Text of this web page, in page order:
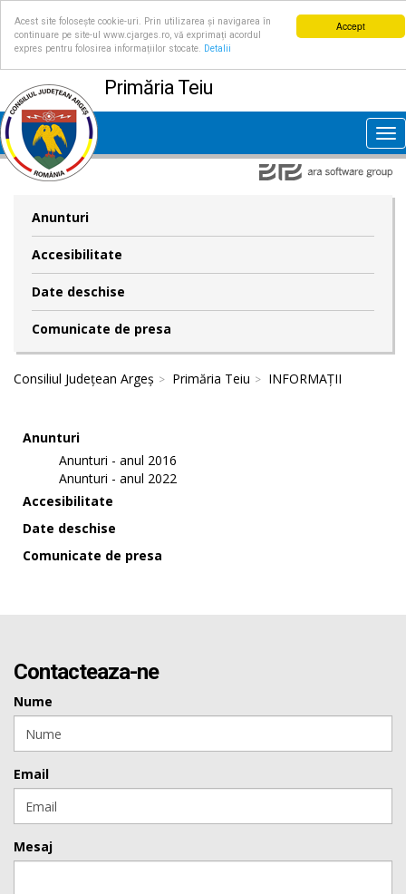
Accept
Acest site folosește cookie-uri. Prin utilizarea și navigarea în
continuare pe site-ul www.cjarges.ro, vă exprimați acordul
expres pentru folosirea informațiilor stocate.
Detalii
Primăria Teiu
Anunturi
Accesibilitate
Date deschise
Comunicate de presa
Consiliul Județean Argeș Primăria Teiu INFORMAȚII
Anunturi
Anunturi - anul 2016
Anunturi - anul 2022
Accesibilitate
Date deschise
Comunicate de presa
Contacteaza-ne
Nume
Email
Mesaj